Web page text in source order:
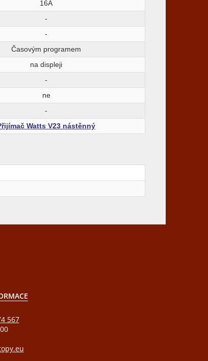
16A
-
-
Časovým programem
na displeji
-
ne
-
Watts V23 nástěnný
567